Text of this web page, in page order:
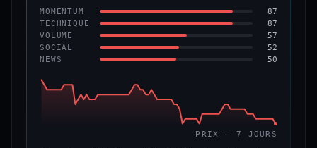
VS ATH
−84,8 %
RANG CAPI.
#125
CONFIANCE 59/100
MOMENTUM 87
TECHNIQUE 87
VOLUME 57
SOCIAL 52
NEWS 50
PRIX — 7 JOURS